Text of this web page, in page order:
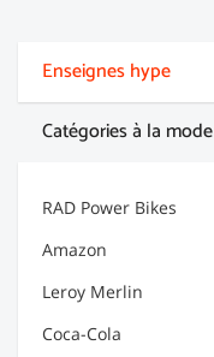
Enseignes hype
Catégories à la mode
RAD Power Bikes
Amazon
Leroy Merlin
Coca-Cola